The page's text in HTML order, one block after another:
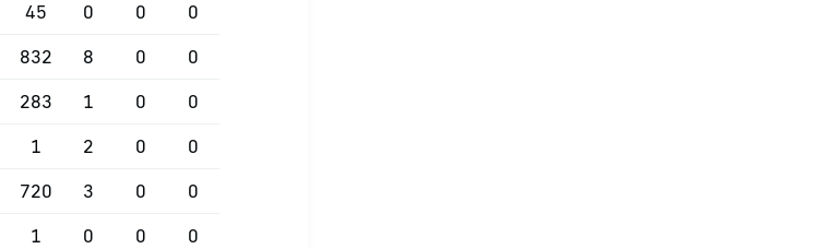
45 0 0 0
832 8 0 0
283 1 0 0
1 2 0 0
720 3 0 0
1 0 0 0